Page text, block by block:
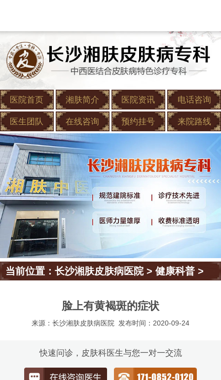
医院首页 湘肤简介 医院资讯 电话咨询
医生团队 在线咨询 预约挂号 来院路线
当前位置：长沙湘肤皮肤病医院>健康科普 >
脸上有黄褐斑的症状
来源：长沙湘肤皮肤病医院 发布时间：2020-09-24
快速问诊，皮肤科医生与您一对一交流